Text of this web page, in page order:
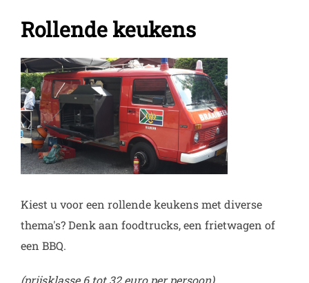
Rollende keukens
Kiest u voor een rollende keukens met diverse
thema's? Denk aan foodtrucks, een frietwagen of
een BBQ.
(prijsklasse 6 tot 32 euro per persoon)